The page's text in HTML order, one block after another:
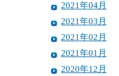
2021年04月
2021年03月
2021年02月
2021年01月
2020年12月